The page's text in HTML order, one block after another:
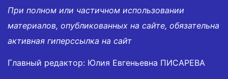
При полном или частичном использовании
материалов, опубликованных на сайте, обязательна
активная гиперссылка на сайт
Главный редактор: Юлия Евгеньевна ПИСАРЕВА